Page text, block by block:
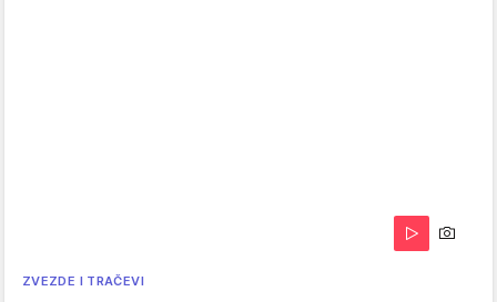
ZVEZDE I TRAČEVI